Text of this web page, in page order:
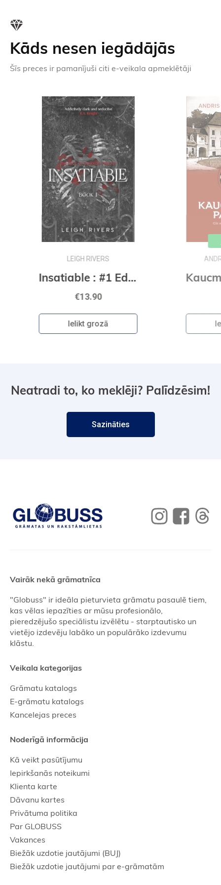
Kāds nesen iegādājās
Šīs preces ir pamanījuši citi e-veikala apmeklētāji
Jaunums
ANDRIS GRĪNBERGS
€12.50
Ielikt grozā
Neatradi to, ko meklēji? Palīdzēsim!
Sazināties
Vairāk nekā grāmatnīca
"Globuss" ir ideāla pieturvieta grāmatu pasaulē tiem,
kas vēlas iepazīties ar mūsu profesionālo,
pieredzējušo speciālistu izvēlētu - starptautisko un
vietējo izdevēju labāko un populārāko izdevumu
klāstu.
Veikala kategorijas
Grāmatu katalogs
E-grāmatu katalogs
Kancelejas preces
Noderīgā informācija
Kā veikt pasūtījumu
Iepirkšanās noteikumi
Klienta karte
Dāvanu kartes
Privātuma politika
Par GLOBUSS
Vakances
Biežāk uzdotie jautājumi (BUJ)
Biežāk uzdotie jautājumi par e-grāmatām